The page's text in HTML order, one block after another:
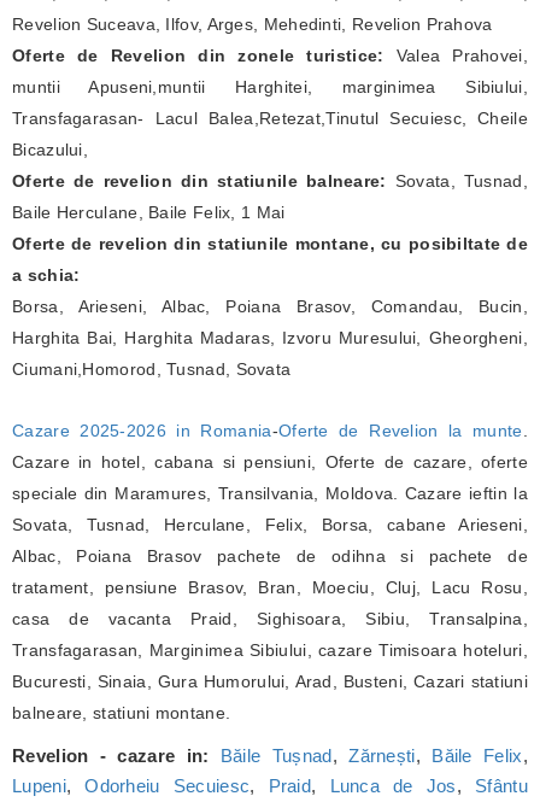
Revelion Suceava, Ilfov, Arges, Mehedinti, Revelion Prahova
Oferte de Revelion din zonele turistice: Valea Prahovei,
muntii Apuseni,muntii Harghitei, marginimea Sibiului,
Transfagarasan- Lacul Balea,Retezat,Tinutul Secuiesc, Cheile
Bicazului,
Oferte de revelion din statiunile balneare: Sovata, Tusnad,
Baile Herculane, Baile Felix, 1 Mai
Oferte de revelion din statiunile montane, cu posibiltate de
a schia:
Borsa, Arieseni, Albac, Poiana Brasov, Comandau, Bucin,
Harghita Bai, Harghita Madaras, Izvoru Muresului, Gheorgheni,
Ciumani,Homorod, Tusnad, Sovata
Cazare 2025-2026 in Romania-Oferte de Revelion la munte
Cazare in hotel, cabana si pensiuni, Oferte de cazare, oferte
speciale din Maramures, Transilvania, Moldova. Cazare ieftin la
Sovata, Tusnad, Herculane, Felix, Borsa, cabane Arieseni,
Albac, Poiana Brasov pachete de odihna si pachete de
tratament, pensiune Brasov, Bran, Moeciu, Cluj, Lacu Rosu,
casa de vacanta Praid, Sighisoara, Sibiu, Transalpina,
Transfagarasan, Marginimea Sibiului, cazare Timisoara hoteluri,
Bucuresti, Sinaia, Gura Humorului, Arad, Busteni, Cazari statiuni
balneare, statiuni montane.
Revelion - cazare in: Băile Tușnad,Zărnești, Băile Felix,
Lupeni,Odorheiu Secuiesc, Praid, Lunca de Jos, Sfântu